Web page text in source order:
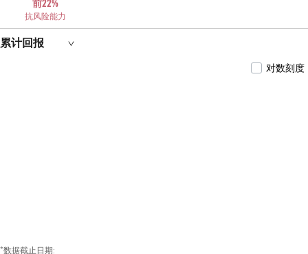
前22%
抗风险能力
累计回报
对数刻度
*数据截止日期: